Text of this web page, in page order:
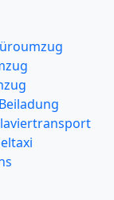
Beiladung